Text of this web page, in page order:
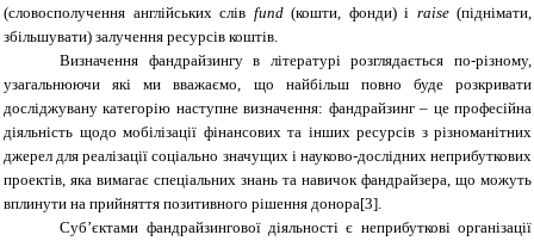
(словосполучення англійських слів fund(кошти, фонди) і raise(піднімати,
збільшувати) залучення ресурсів коштів.
Визначення фандрайзингу в літературі розглядається по-різному,
узагальнюючи які ми вважаємо, що найбільш повно буде розкривати
досліджувану категорію наступне визначення: фандрайзинг – це професійна
діяльність щодо мобілізації фінансових та інших ресурсів з різноманітних
джерел для реалізації соціально значущих і науково-дослідних неприбуткових
проектів, яка вимагає спеціальних знань та навичок фандрайзера, що можуть
вплинути на прийняття позитивного рішення донора[3].
Суб’єктами фандрайзингової діяльності є неприбуткові організації